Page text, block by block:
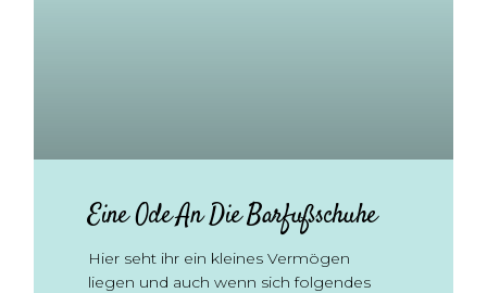
Eine Ode An Die Barfußschuhe
Hier seht ihr ein kleines Vermögen
liegen und auch wenn sich folgendes